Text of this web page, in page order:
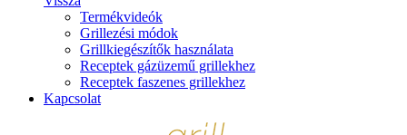
Termékvideók
Grillezési módok
Grillkiegészítők használata
Receptek gázüzemű grillekhez
Receptek faszenes grillekhez
Kapcsolat